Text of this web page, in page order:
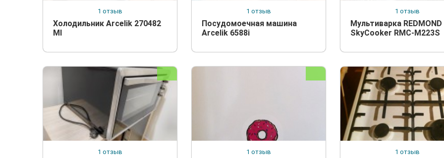
1 отзыв
Холодильник Arcelik 270482
MI
1 отзыв
Посудомоечная машина
Arcelik 6588i
1 отзыв
Мультиварка REDMOND
SkyCooker RMC-M223S
1 отзыв 1 отзыв 1 отзыв